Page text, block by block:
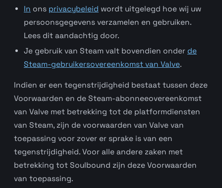
In ons privacybeleid wordt uitgelegd hoe wij uw
persoonsgegevens verzamelen en gebruiken.
Lees dit aandachtig door.
Je gebruik van Steam valt bovendien onder de
Steam-gebruikersovereenkomst van Valve.
Indien er een tegenstrijdigheid bestaat tussen deze
Voorwaarden en de Steam-abonneeovereenkomst
van Valve met betrekking tot de platformdiensten
van Steam, zijn de voorwaarden van Valve van
toepassing voor zover er sprake is van een
tegenstrijdigheid. Voor alle andere zaken met
betrekking tot Soulbound zijn deze Voorwaarden
van toepassing.